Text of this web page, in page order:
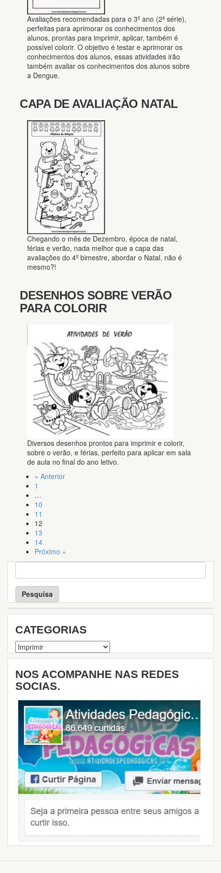
Avaliações recomendadas para o 3º ano (2ª série),
perfeitas para aprimorar os conhecimentos dos
alunos, prontas para imprimir, aplicar, também é
possível colorir. O objetivo é testar e aprimorar os
conhecimentos dos alunos, essas atividades irão
também avaliar os conhecimentos dos alunos sobre
a Dengue.
CAPA DE AVALIAÇÃO NATAL
Chegando o mês de Dezembro, época de natal,
férias e verão, nada melhor que a capa das
avaliações do 4º bimestre, abordar o Natal, não é
mesmo?!
DESENHOS SOBRE VERÃO
PARA COLORIR
Diversos desenhos prontos para imprimir e colorir,
sobre o verão, e férias, perfeito para aplicar em sala
de aula no final do ano letivo.
« Anterior
1
…
10
11
12
13
14
Próximo »
P
e
s
u
i
a
CATEGORIAS
Categorias
NOS ACOMPANHE NAS REDES
SOCIAS.